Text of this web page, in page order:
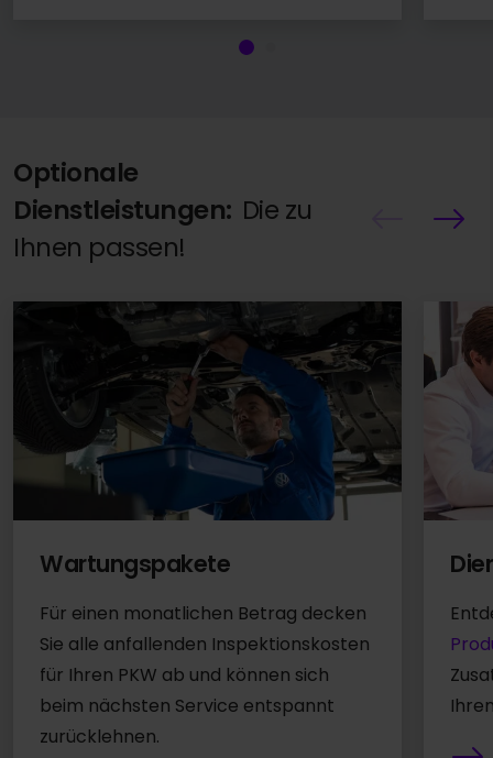
Optionale
Dienstleistungen: Die zu
Ihnen passen!
Wartungspakete
Für einen monatlichen Betrag decken
Sie alle anfallenden Inspektionskosten
für Ihren PKW ab und können sich
beim nächsten Service entspannt
zurücklehnen.